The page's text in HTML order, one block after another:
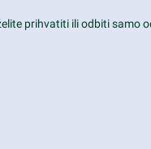
customers love Ark?
prihvatiti ili odbiti samo